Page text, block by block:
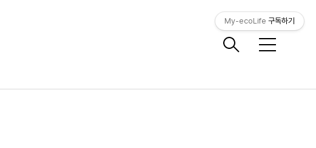
메
My-ecoLife 구독하기